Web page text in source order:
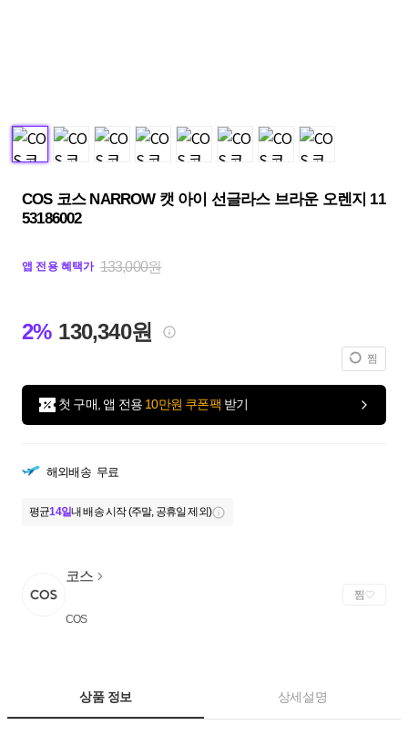
COS 코스 NARROW 캣 아이 선글라스 브라운 오렌지 11
53186002
앱 전용 혜택가 133,000원
2% 130,340원
찜
첫 구매, 앱 전용 10만원 쿠폰팩 받기
해외배송 무료
평균14일내 배송 시작 (주말, 공휴일 제외)
코스
COS
찜
상품 정보 상세설명